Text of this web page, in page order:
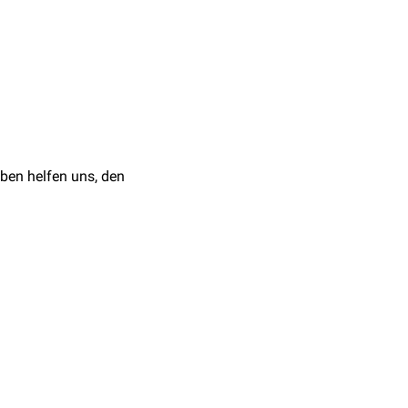
davon, ob das
aVL verändert sein.
helfen uns, den